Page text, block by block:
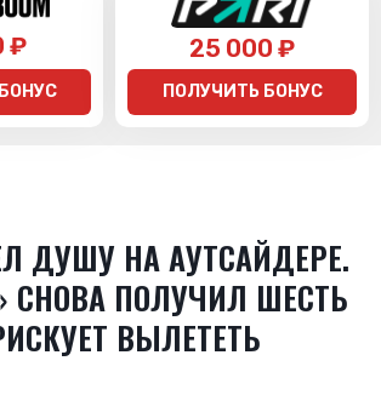
₽ 25 000 ₽
ПОЛУЧИТЬ БОНУС
ДУШУ НА АУТСАЙДЕРЕ.
СНОВА ПОЛУЧИЛ ШЕСТЬ
ВЫЛЕТЕТЬ